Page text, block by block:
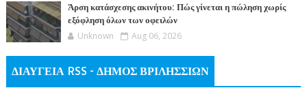
Άρση κατάσχεσης ακινήτου: Πώς γίνεται η πώληση χωρίς
εξόφληση όλων των οφειλών
Unknown Aug 06, 2026
ΔΙΑΥΓΕΙΑ RSS - ΔΗΜΟΣ ΒΡΙΛΗΣΣΙΩΝ